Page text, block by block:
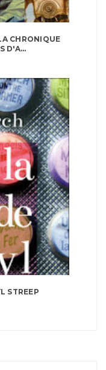
CHRONIQUE
D'A...
STREEP